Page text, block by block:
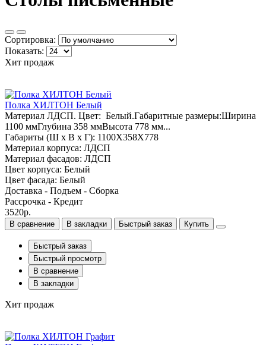
Сортировка:
Показать:
Хит продаж
Полка ХИЛТОН Белый
Материал ЛДСП. Цвет: Белый.Габаритные размеры:Ширина
1100 ммГлубина 358 ммВысота 778 мм...
Габариты (Ш x В x Г): 1100Х358Х778
Материал корпуса: ЛДСП
Материал фасадов: ЛДСП
Цвет корпуса: Белый
Цвет фасада: Белый
Доставка - Подъем - Сборка
Рассрочка - Кредит
3520р.
В сравнение В закладки Быстрый заказ Купить
Быстрый заказ
Быстрый просмотр
В сравнение
В закладки
Хит продаж